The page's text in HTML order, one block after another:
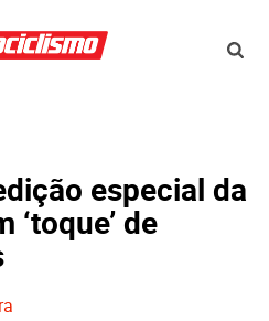
especial da
‘toque’ de